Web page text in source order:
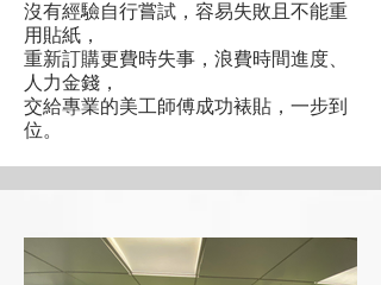
沒有經驗自行嘗試，容易失敗且不能重
用貼紙，
重新訂購更費時失事，浪費時間進度、
人力金錢，
交給專業的美工師傅成功裱貼，一步到
位。